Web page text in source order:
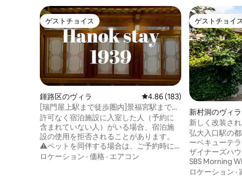
ゲストチョイス
ゲストチョイス
鍾路区のヴィラ レビュー183件、5つ星中
4.86 (183)
[瑞門屋上駅まで徒歩圏内]景福宮駅まで徒
歩5分•パーティー•宿泊施設Tongin
1939/Dog O, Parking O
許可なく宿泊施設に入室した人（予約に
含まれていない人）がいる場合、宿泊施
設の使用を拒否されることがあります。
⚠️ペットを同伴する場合は、ご予約時に
お知らせください。 家全体をご利用いた
ロケーション · 価格 · エアコン
ゲストチョイス
ゲストチョイス
新村洞のヴィラ
新しく改装さ
ツアーコンシ
弘大入口駅の
ーベキューテ
ザイナーズハウス CASA Living、
SBS Morning
な家は、イタ
ロケーション ·